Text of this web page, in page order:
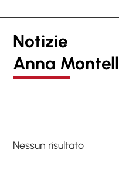
Notizie
Anna
Nessun risultato